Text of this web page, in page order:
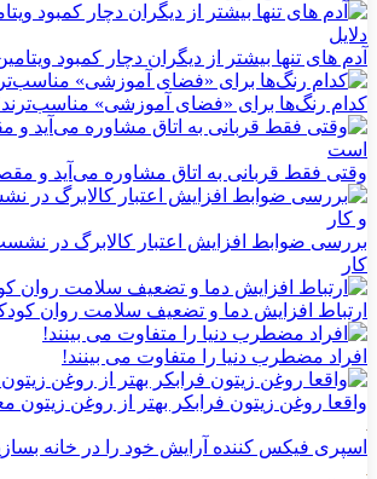
آدم های تنها بیشتر از دیگران دچار کمبود
کدام رنگ‌ها برای «فضای آموزشی»
وقتی فقط قربانی به اتاق مشاوره می‌آید و
بررسی ضوابط افزایش اعتبار کالابرگ در
کار
ارتباط افزایش دما و تضعیف سلامت روان
افراد مضطرب دنیا را متفاوت می بینند!
واقعا روغن زیتون فرابکر بهتر از روغن
اسپری فیکس کننده آرایش خود را در خانه